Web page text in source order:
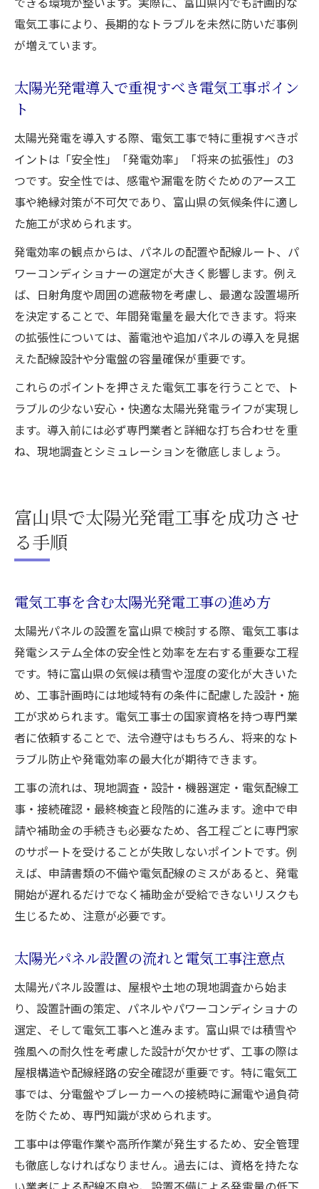
電気工事により、長期的なトラブルを未然に防いだ事例
が増えています。
太陽光発電導入で重視すべき電気工事ポイン
ト
太陽光発電を導入する際、電気工事で特に重視すべきポ
イントは「安全性」「発電効率」「将来の拡張性」の3
つです。安全性では、感電や漏電を防ぐためのアース工
事や絶縁対策が不可欠であり、富山県の気候条件に適し
た施工が求められます。
発電効率の観点からは、パネルの配置や配線ルート、パ
ワーコンディショナーの選定が大きく影響します。例え
ば、日射角度や周囲の遮蔽物を考慮し、最適な設置場所
を決定することで、年間発電量を最大化できます。将来
の拡張性については、蓄電池や追加パネルの導入を見据
えた配線設計や分電盤の容量確保が重要です。
これらのポイントを押さえた電気工事を行うことで、ト
ラブルの少ない安心・快適な太陽光発電ライフが実現し
ます。導入前には必ず専門業者と詳細な打ち合わせを重
ね、現地調査とシミュレーションを徹底しましょう。
富山県で太陽光発電工事を成功させ
る手順
電気工事を含む太陽光発電工事の進め方
太陽光パネルの設置を富山県で検討する際、電気工事は
発電システム全体の安全性と効率を左右する重要な工程
です。特に富山県の気候は積雪や湿度の変化が大きいた
め、工事計画時には地域特有の条件に配慮した設計・施
工が求められます。電気工事士の国家資格を持つ専門業
者に依頼することで、法令遵守はもちろん、将来的なト
ラブル防止や発電効率の最大化が期待できます。
工事の流れは、現地調査・設計・機器選定・電気配線工
事・接続確認・最終検査と段階的に進みます。途中で申
請や補助金の手続きも必要なため、各工程ごとに専門家
のサポートを受けることが失敗しないポイントです。例
えば、申請書類の不備や電気配線のミスがあると、発電
開始が遅れるだけでなく補助金が受給できないリスクも
生じるため、注意が必要です。
太陽光パネル設置の流れと電気工事注意点
太陽光パネル設置は、屋根や土地の現地調査から始ま
り、設置計画の策定、パネルやパワーコンディショナの
選定、そして電気工事へと進みます。富山県では積雪や
強風への耐久性を考慮した設計が欠かせず、工事の際は
屋根構造や配線経路の安全確認が重要です。特に電気工
事では、分電盤やブレーカーへの接続時に漏電や過負荷
を防ぐため、専門知識が求められます。
工事中は停電作業や高所作業が発生するため、安全管理
も徹底しなければなりません。過去には、資格を持たな